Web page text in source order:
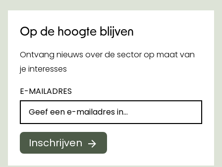
Op de hoogte blijven
Ontvang nieuws over de sector op maat van
je interesses
E-MAILADRES
Inschrijven